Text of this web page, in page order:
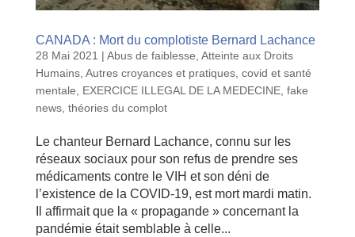
CANADA : Mort du complotiste Bernard Lachance
28 Mai 2021 | Abus de faiblesse, Atteinte aux Droits
Humains, Autres croyances et pratiques, covid et santé
mentale, EXERCICE ILLEGAL DE LA MEDECINE, fake
news, théories du complot
Le chanteur Bernard Lachance, connu sur les
réseaux sociaux pour son refus de prendre ses
médicaments contre le VIH et son déni de
l’existence de la COVID-19, est mort mardi matin.
Il affirmait que la « propagande » concernant la
pandémie était semblable à celle...